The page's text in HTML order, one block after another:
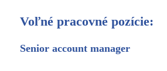
Voľné pracovné pozície:
Senior account manager